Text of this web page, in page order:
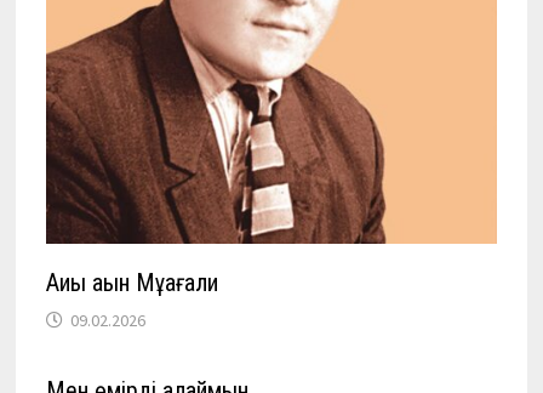
Ақиық ақын Мұқағали
09.02.2026